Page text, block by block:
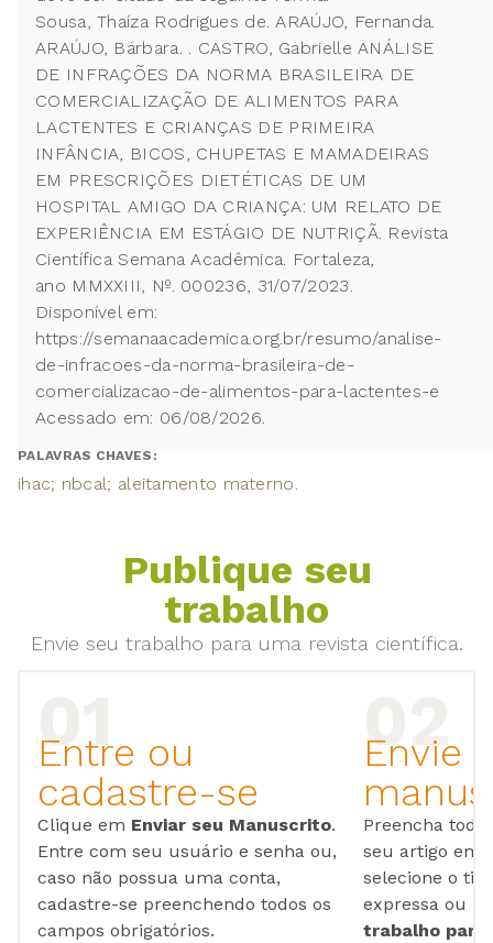
Sousa, Thaíza Rodrigues de. ARAÚJO, Fernanda.
ARAÚJO, Bárbara. . CASTRO, Gabrielle ANÁLISE
DE INFRAÇÕES DA NORMA BRASILEIRA DE
COMERCIALIZAÇÃO DE ALIMENTOS PARA
LACTENTES E CRIANÇAS DE PRIMEIRA
INFÂNCIA, BICOS, CHUPETAS E MAMADEIRAS
EM PRESCRIÇÕES DIETÉTICAS DE UM
HOSPITAL AMIGO DA CRIANÇA: UM RELATO DE
EXPERIÊNCIA EM ESTÁGIO DE NUTRIÇÃ. Revista
Científica Semana Acadêmica. Fortaleza,
ano MMXXIII, Nº. 000236, 31/07/2023.
Disponível em:
https://semanaacademica.org.br/resumo/analise-
de-infracoes-da-norma-brasileira-de-
comercializacao-de-alimentos-para-lactentes-e
Acessado em: 06/08/2026.
PALAVRAS CHAVES:
ihac; nbcal; aleitamento materno.
Publique seu
trabalho
Envie seu trabalho para uma revista científica.
Entre ou
cadastre-se
Clique em Enviar seu Manuscrito.
Entre com seu usuário e senha ou,
caso não possua uma conta,
cadastre-se preenchendo todos os
campos obrigatórios.
Envie
Preencha
seu artigo em
selecione o
expressa ou
trabalho para